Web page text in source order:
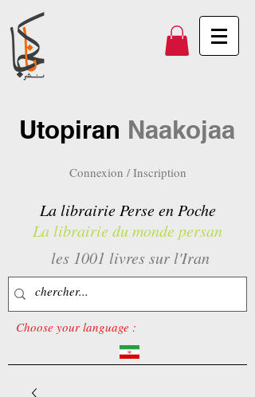
Utopiran Naakojaa
Connexion / Inscription
La librairie Perse en Poche
La librairie du monde persan
les 1001 livres sur l'Iran
Choose your language :